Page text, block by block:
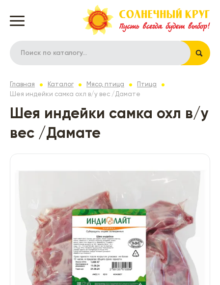
Главная Каталог Мясо, птица
Птица
Шея индейки самка охл в/у вес /Дамате
Шея индейки самка охл в/у
вес /Дамате